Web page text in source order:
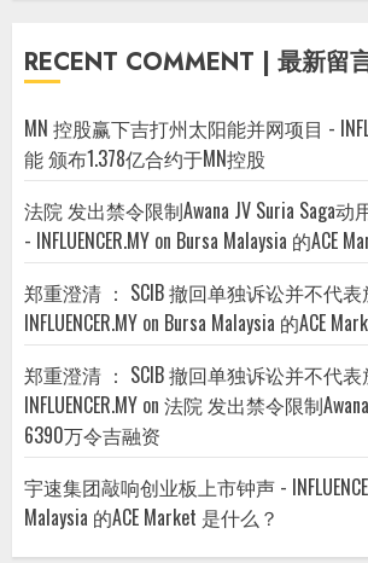
RECENT COMMENT | 最新留
MN 控股赢下吉打州太阳能并网项目 -
能 颁布1.378亿合约于MN控股
法院 发出禁令限制Awana JV Suria Saga
- INFLUENCER.MY on Bursa Malaysia 的ACE
郑重澄清 ： SCIB 撤回单独诉讼并不代
INFLUENCER.MY on Bursa Malaysia 的ACE
郑重澄清 ： SCIB 撤回单独诉讼并不代
INFLUENCER.MY on 法院 发出禁令限制
6390万令吉融资
宇速集团敲响创业板上市钟声 -
Malaysia 的ACE Market 是什么？